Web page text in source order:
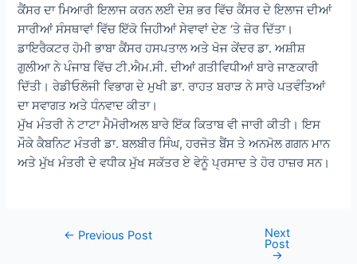
ਕੈਂਸਰ ਦਾ ਮਿਆਰੀ ਇਲਾਜ ਕਰਨ ਲਈ ਦੇਸ਼ ਭਰ ਵਿੱਚ ਕੈਂਸਰ ਦੇ ਇਲਾਜ ਦੀਆਂ
ਸਾਰੀਆਂ ਸੰਸਥਾਵਾਂ ਵਿੱਚ ਇੱਕੋ ਜਿਹੀਆਂ ਸੇਵਾਵਾਂ ਦੇਣ ‘ਤੇ ਜ਼ੋਰ ਦਿੱਤਾ।
ਡਾਇਰੈਕਟਰ ਹੋਮੀ ਭਾਬਾ ਕੈਂਸਰ ਹਸਪਤਾਲ ਅਤੇ ਖੋਜ ਕੇਂਦਰ ਡਾ. ਅਸ਼ੀਸ਼
ਗੁਲੀਆ ਨੇ ਪੰਜਾਬ ਵਿੱਚ ਟੀ.ਐਮ.ਸੀ. ਦੀਆਂ ਗਤੀਵਿਧੀਆਂ ਬਾਰੇ ਜਾਣਕਾਰੀ
ਦਿੱਤੀ। ਰੇਡੀਓਲੋਜੀ ਵਿਭਾਗ ਦੇ ਮੁਖੀ ਡਾ. ਰਾਹਤ ਬਰਾੜ ਨੇ ਸਾਰੇ ਪਤਵੰਤਿਆਂ
ਦਾ ਸਵਾਗਤ ਅਤੇ ਧੰਨਵਾਦ ਕੀਤਾ।
ਮੁੱਖ ਮੰਤਰੀ ਨੇ ਟਾਟਾ ਮੈਮੋਰੀਅਲ ਬਾਰੇ ਇੱਕ ਕਿਤਾਬ ਵੀ ਜਾਰੀ ਕੀਤੀ। ਇਸ
ਮੌਕੇ ਕੈਬਨਿਟ ਮੰਤਰੀ ਡਾ. ਬਲਬੀਰ ਸਿੰਘ, ਹਰਜੋਤ ਬੈਂਸ ਤੇ ਅਨਮੋਲ ਗਗਨ ਮਾਨ
ਅਤੇ ਮੁੱਖ ਮੰਤਰੀ ਦੇ ਵਧੀਕ ਮੁੱਖ ਸਕੱਤਰ ਏ ਵੇਨੂੰ ਪ੍ਰਸਾਦ ਤੇ ਹੋਰ ਹਾਜ਼ਰ ਸਨ।
Post← Previous Post Next
Post
→